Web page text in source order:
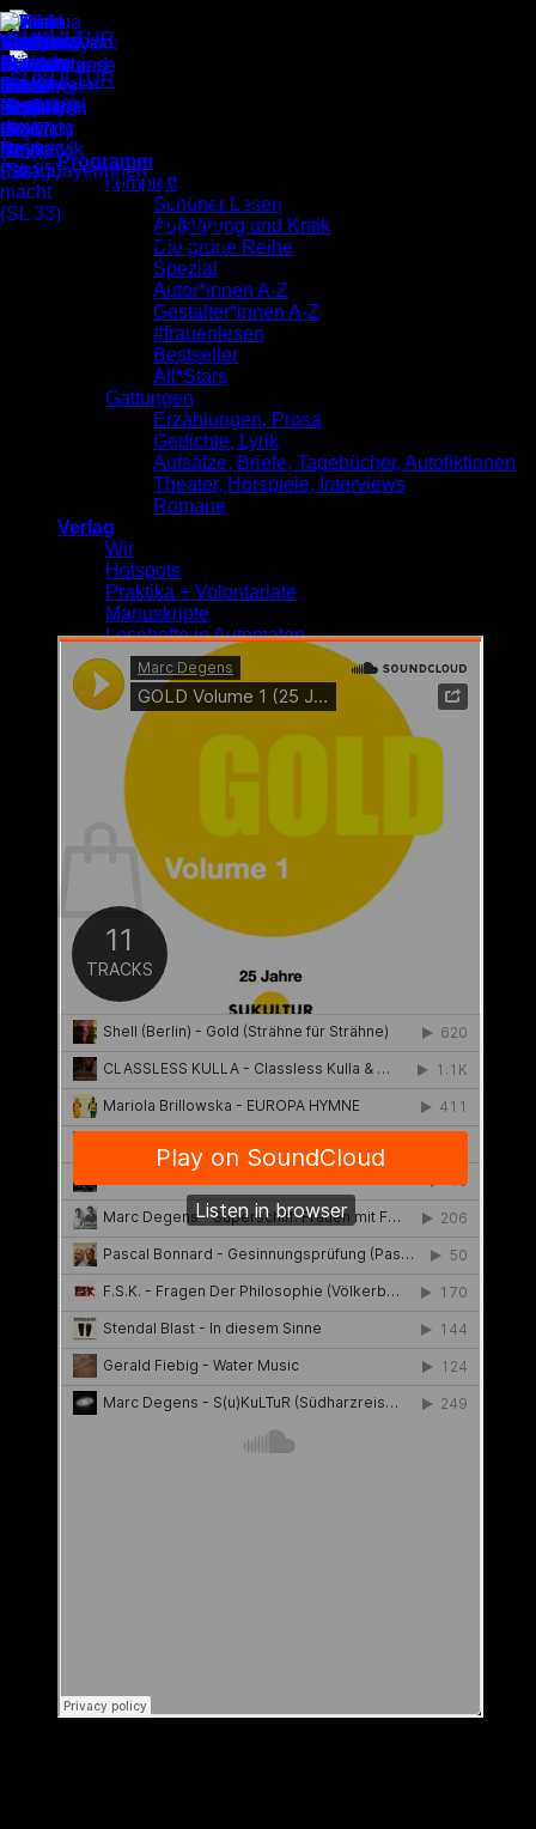
Zum
Inhalt
springen
Programm
komplett
Schöner Lesen
Aufklärung und Kritik
Die grüne Reihe
Spezial
Autor*innen A-Z
Gestalter*innen A-Z
#frauenlesen
Bestseller
All*Stars
Gattungen
Erzählungen, Prosa
Gedichte, Lyrik
Aufsätze, Briefe, Tagebücher, Autofiktionen
Theater, Hörspiele, Interviews
Romane
Verlag
Wir
Hotspots
Praktika + Volontariate
Manuskripte
Lesehefte in Automaten
Blog
Suche
nach:
Warenkorb
Es befinden sich keine Produkte im Warenkorb.
Zurück zum Shop
GOLD Volume 1 (25 Jahre
SUKULTUR) || Soundcloud-
Compilation